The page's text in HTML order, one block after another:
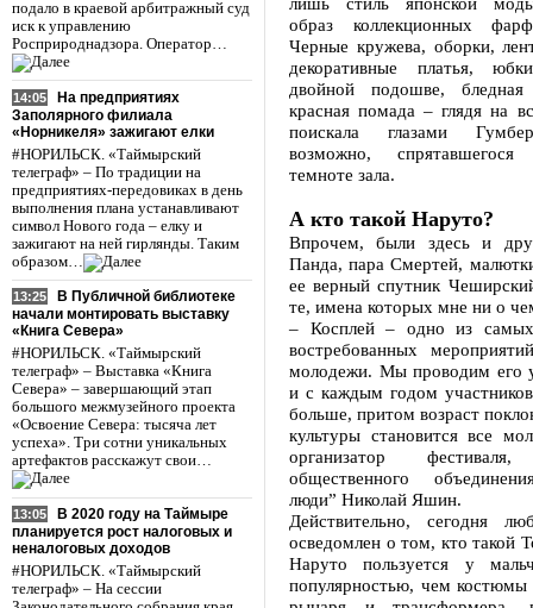
подало в краевой арбитражный суд
иск к управлению
Росприроднадзора. Оператор…
14:05
На предприятиях
Заполярного филиала
«Норникеля» зажигают елки
#НОРИЛЬСК. «Таймырский
телеграф» – По традиции на
предприятиях-передовиках в день
выполнения плана устанавливают
символ Нового года – елку и
зажигают на ней гирлянды. Таким
образом…
13:25
В Публичной библиотеке
начали монтировать выставку
«Книга Севера»
#НОРИЛЬСК. «Таймырский
телеграф» – Выставка «Книга
Севера» – завершающий этап
большого межмузейного проекта
«Освоение Севера: тысяча лет
успеха». Три сотни уникальных
артефактов расскажут свои…
13:05
В 2020 году на Таймыре
планируется рост налоговых и
неналоговых доходов
#НОРИЛЬСК. «Таймырский
телеграф» – На сессии
образ коллекционных
Черные кружева, оборки,
декоративные платья,
двойной подошве,
красная помада – глядя на
поискала глазами
возможно,
темноте зала.
А кто такой Наруто?
Впрочем, были здесь и
Панда, пара Смертей,
ее верный спутник
те, имена которых мне ни о
– Косплей – одно из
востребованных
молодежи. Мы проводим его
и с каждым годом участников
больше, притом возраст
культуры становится все
организатор фестиваля,
общественного
люди” Николай Яшин.
Действительно, сегодня
осведомлен о том, кто такой
Наруто пользуется у
популярностью, чем костюмы